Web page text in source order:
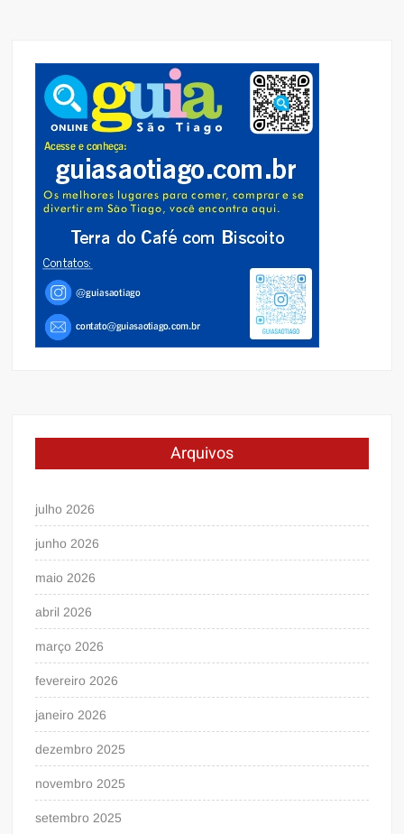
Arquivos
julho 2026
junho 2026
maio 2026
abril 2026
março 2026
fevereiro 2026
janeiro 2026
dezembro 2025
novembro 2025
setembro 2025